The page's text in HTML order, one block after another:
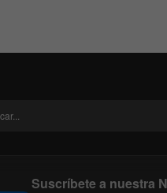
Suscríbete a nuestra